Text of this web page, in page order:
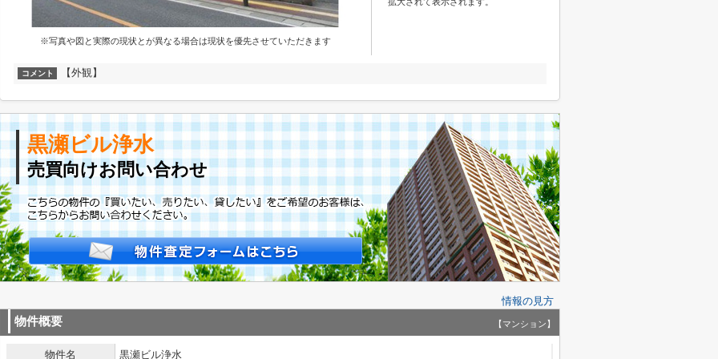
※写真や図と実際の現状とが異なる場合は現状を優先させていただきます
コメント 【外観】
黒瀬ビル浄水
売買向けお問い合わせ
情報の見方
物件概要 【マンション】
物件名
黒瀬ビル浄水